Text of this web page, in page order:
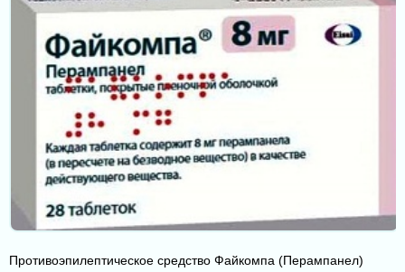
Противоэпилептическое средство Файкомпа (Перампанел)